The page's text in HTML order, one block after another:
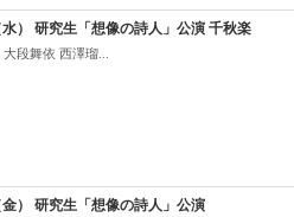
水） 研究生「想像の詩人」公演 千秋楽
段舞依 西澤瑠...
金） 研究生「想像の詩人」公演